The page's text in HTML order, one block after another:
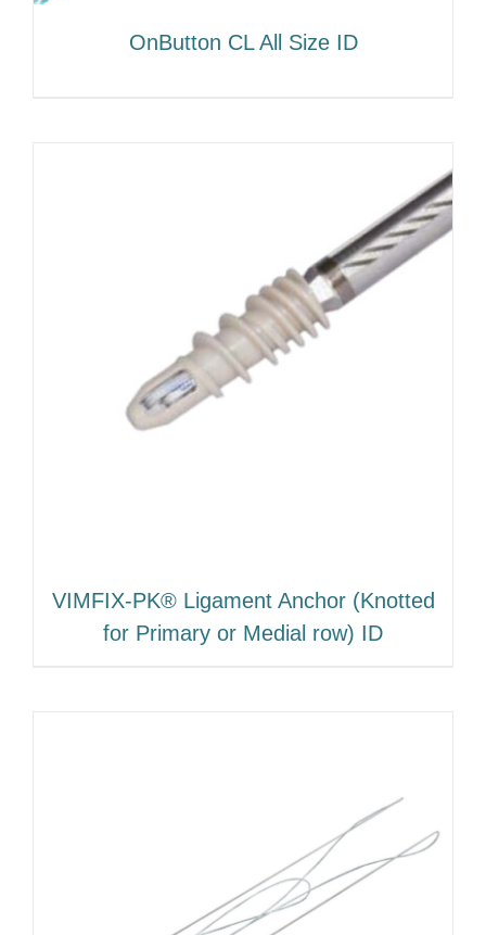
OnButton CL All Size ID
VIMFIX-PK® Ligament Anchor (Knotted
for Primary or Medial row) ID